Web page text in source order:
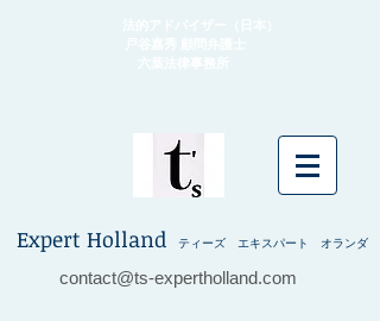
Expert Holland ティーズ エキスパート オランダ
contact@ts-expertholland.com